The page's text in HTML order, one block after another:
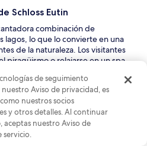
u
e
v
a
v
n
t
a
n
a
Schloss Eutin
combinación de
lagos, lo que lo convierte en una
de la naturaleza. Los visitantes
piragüismo o relajarse en un spa
de paz al aire libre, lo que lo
StrandS
e
a
– Aventúrate en el
de la fresca brisa marina. Este
vistas de la costa y es un
o disfrutar de un paseo
de seguimiento
Aviso de privacidad, es
nuestros socios
y otros detalles. Al continuar
nuestro Aviso de
servicio.